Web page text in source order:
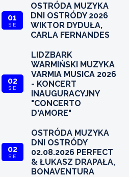
01
SIE
OSTRÓDA MUZYKA
DNI OSTRÓDY 2026
WIKTOR DYDUŁA,
CARLA FERNANDES
02
SIE
LIDZBARK
WARMIŃSKI MUZYKA
VARMIA MUSICA 2026
- KONCERT
INAUGURACYJNY
"CONCERTO
D'AMORE"
02
SIE
OSTRÓDA MUZYKA
DNI OSTRÓDY
02.08.2026 PERFECT
& ŁUKASZ DRAPAŁA,
BONAVENTURA